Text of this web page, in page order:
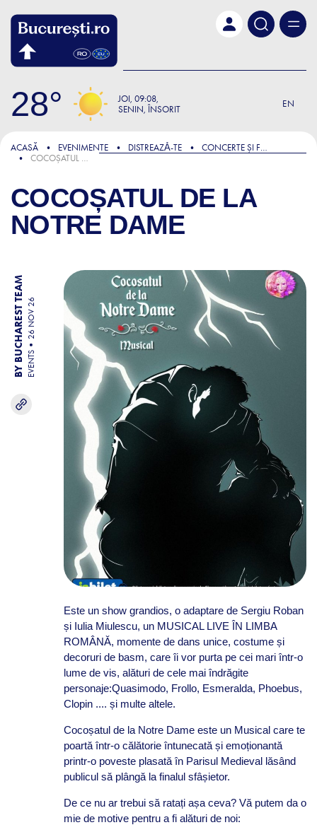
28 JOI 09:08
SENIN, ÎNSORIT
EN
ACASĂ EVENIMENTE DISTREAZǍ-TE
CONCERTE ȘI FESTIVALURI
COCOȘATUL DE LA NOTRE DAME
COCOȘATUL DE LA
NOTRE DAME
BY BUCHAREST TEAM EVENTS
26 NOV 26
Este un show grandios, o adaptare de Sergiu Roban
și Iulia Miulescu, un MUSICAL LIVE ÎN LIMBA
ROMÂNĂ, momente de dans unice, costume și
decoruri de basm, care îi vor purta pe cei mari într-o
lume de vis, alături de cele mai îndrăgite
personaje:Quasimodo, Frollo, Esmeralda, Phoebus,
Clopin .... și multe altele.
Cocoșatul de la Notre Dame este un Musical care te
poartă într-o călătorie întunecată și emoționantă
printr-o poveste plasată în Parisul Medieval lăsând
publicul să plângă la finalul sfâșietor.
De ce nu ar trebui să ratați așa ceva? Vă putem da o
mie de motive pentru a fi alături de noi: